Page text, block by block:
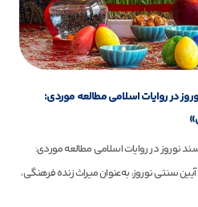
در روایات اسلامی مطالعه موردی:
نوروز در روایات اسلامی مطالعه موردی:
سنتی نوروز، به‌عنوان میراث زنده فرهنگی،